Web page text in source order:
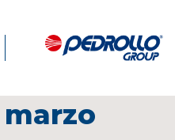
marzo